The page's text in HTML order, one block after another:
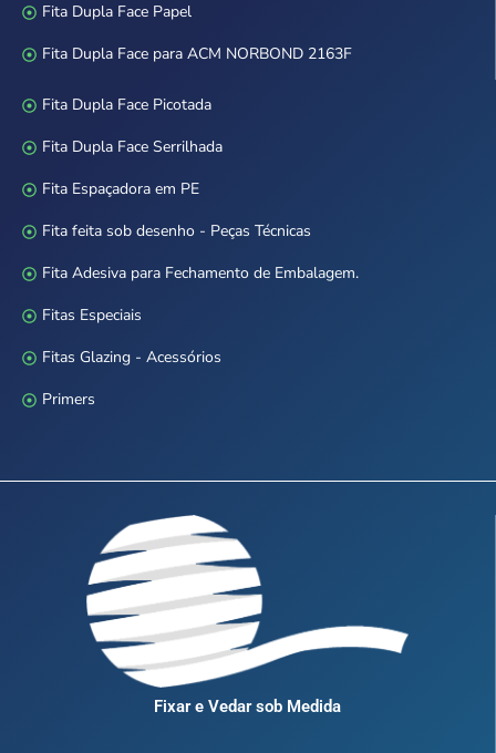
Fita Dupla Face Papel
Fita Dupla Face para ACM NORBOND 2163F
Fita Dupla Face Picotada
Fita Dupla Face Serrilhada
Fita Espaçadora em PE
Fita feita sob desenho - Peças Técnicas
Fita Adesiva para Fechamento de Embalagem.
Fitas Especiais
Fitas Glazing - Acessórios
Primers
Fixar e Vedar sob Medida